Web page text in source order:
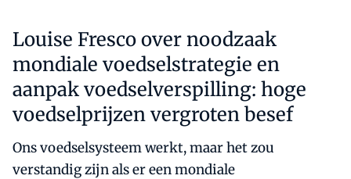
Louise Fresco over noodzaak
mondiale voedselstrategie en
aanpak voedselverspilling: hoge
voedselprijzen vergroten besef
Ons voedselsysteem werkt, maar het zou
verstandig zijn als er een mondiale